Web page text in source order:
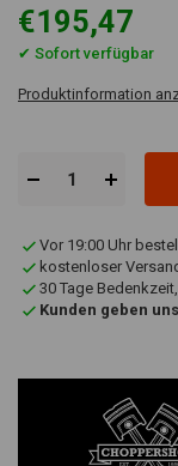
€195,47
✔ Sofort verfügbar
Produktinformation
Vor 19:00 Uhr
kostenloser
30 Tage
Kunden geben